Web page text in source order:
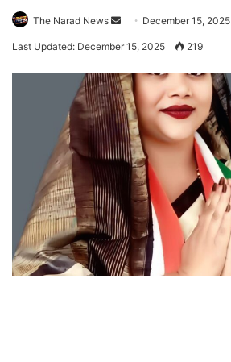
The Narad News
Send December 15, 2025
Last Updated: December 15, 2025 219